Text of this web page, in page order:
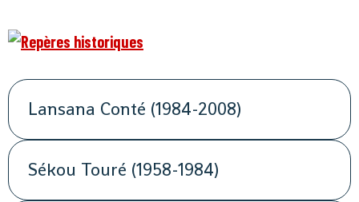
Lansana Conté (1984-2008)
Sékou Touré (1958-1984)